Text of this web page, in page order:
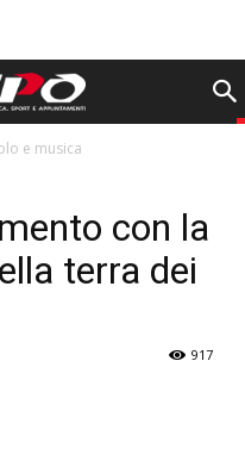
e musica
con la
terra dei
917